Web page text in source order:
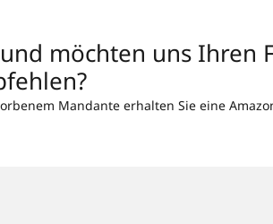
möchten uns Ihren
Mandante erhalten Sie eine